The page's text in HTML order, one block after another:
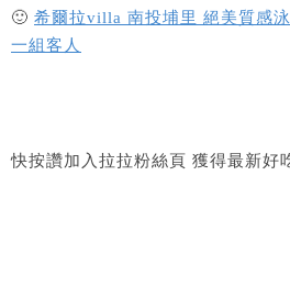
🙂 希爾拉villa 南投埔里 絕美質感
一組客人
快按讚加入拉拉粉絲頁 獲得最新好